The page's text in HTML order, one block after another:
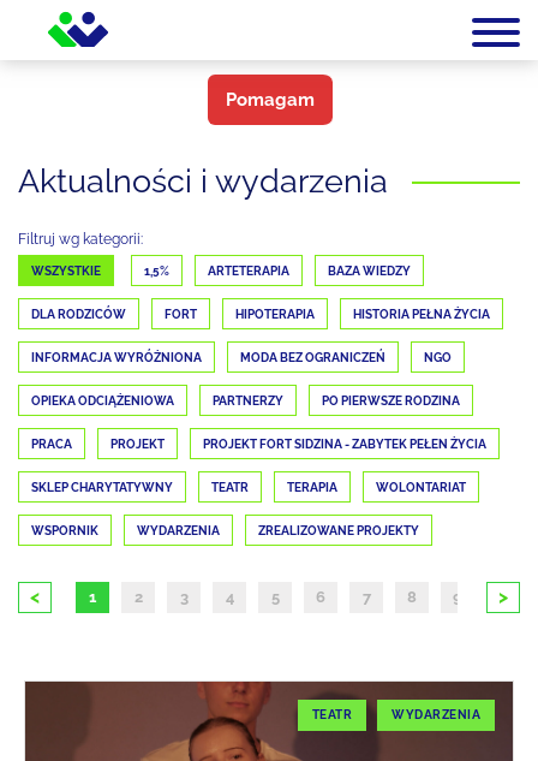
Pomagam
Aktualności i wydarzenia
Filtruj wg kategorii:
WSZYSTKIE 1,5% ARTETERAPIA BAZA WIEDZY
DLA RODZICÓW FORT HIPOTERAPIA HISTORIA PEŁNA ŻYCIA
INFORMACJA WYRÓŻNIONA MODA BEZ OGRANICZEŃ NGO
OPIEKA ODCIĄŻENIOWA PARTNERZY PO PIERWSZE RODZINA
PRACA PROJEKT PROJEKT FORT SIDZINA - ZABYTEK PEŁEN ŻYCIA
SKLEP CHARYTATYWNY TEATR TERAPIA WOLONTARIAT
WSPORNIK WYDARZENIA ZREALIZOWANE PROJEKTY
< 1 2 3 4 5 6 7 8 9 10
>
TEATR WYDARZENIA